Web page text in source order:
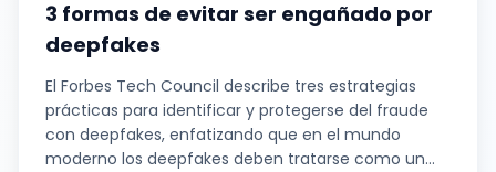
3 formas de evitar ser engañado por
deepfakes
El Forbes Tech Council describe tres estrategias
prácticas para identificar y protegerse del fraude
con deepfakes, enfatizando que en el mundo
moderno los deepfakes deben tratarse como un